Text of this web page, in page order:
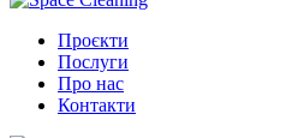
Проєкти
Послуги
Про нас
Контакти